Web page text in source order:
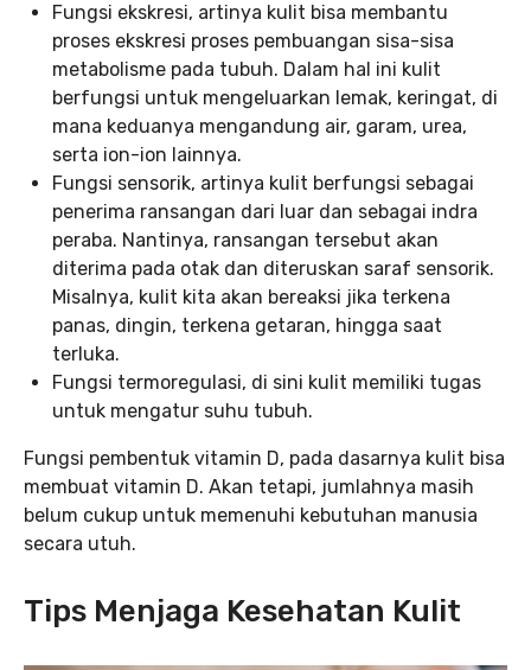
Fungsi ekskresi, artinya kulit bisa membantu
proses ekskresi proses pembuangan sisa-sisa
metabolisme pada tubuh. Dalam hal ini kulit
berfungsi untuk mengeluarkan lemak, keringat, di
mana keduanya mengandung air, garam, urea,
serta ion-ion lainnya.
Fungsi sensorik, artinya kulit berfungsi sebagai
penerima ransangan dari luar dan sebagai indra
peraba. Nantinya, ransangan tersebut akan
diterima pada otak dan diteruskan saraf sensorik.
Misalnya, kulit kita akan bereaksi jika terkena
panas, dingin, terkena getaran, hingga saat
terluka.
Fungsi termoregulasi, di sini kulit memiliki tugas
untuk mengatur suhu tubuh.
Fungsi pembentuk vitamin D, pada dasarnya kulit bisa
membuat vitamin D. Akan tetapi, jumlahnya masih
belum cukup untuk memenuhi kebutuhan manusia
secara utuh.
Tips Menjaga Kesehatan Kulit